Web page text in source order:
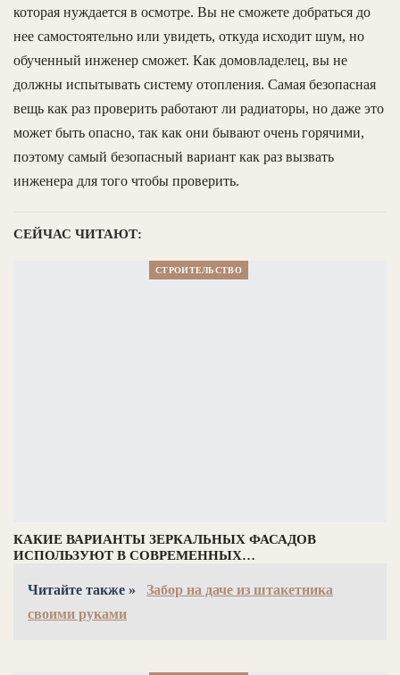
которая нуждается в осмотре. Вы не сможете добраться до
нее самостоятельно или увидеть, откуда исходит шум, но
обученный инженер сможет. Как домовладелец, вы не
должны испытывать систему отопления. Самая безопасная
вещь как раз проверить работают ли радиаторы, но даже это
может быть опасно, так как они бывают очень горячими,
поэтому самый безопасный вариант как раз вызвать
инженера для того чтобы проверить.
СЕЙЧАС ЧИТАЮТ:
СТРОИТЕЛЬСТВО
КАКИЕ ВАРИАНТЫ ЗЕРКАЛЬНЫХ ФАСАДОВ
ИСПОЛЬЗУЮТ В СОВРЕМЕННЫХ…
Читайте также »
Забор на даче из штакетника
своими руками